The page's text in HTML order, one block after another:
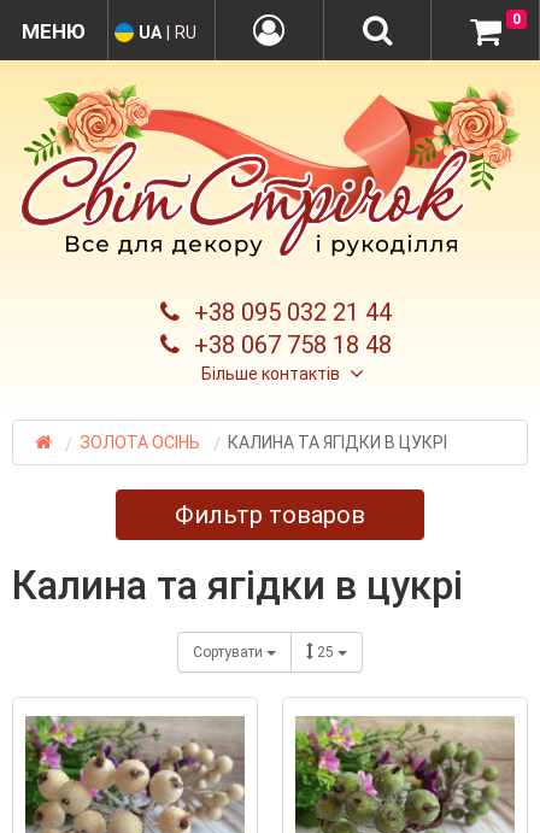
+38 095 032 21 44
+38 067 758 18 48
Більше контактів
UA RU
0
ЗОЛОТА ОСІНЬ КАЛИНА ТА ЯГІДКИ В ЦУКРІ
Фильтр товаров
калина та ягідки в цукрі
Сортувати 25